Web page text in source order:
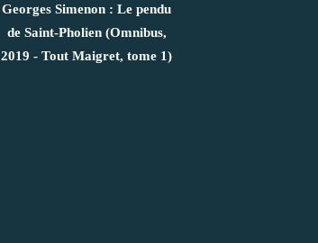
Georges Simenon : Le pendu
de Saint-Pholien (Omnibus,
2019 - Tout Maigret, tome 1)